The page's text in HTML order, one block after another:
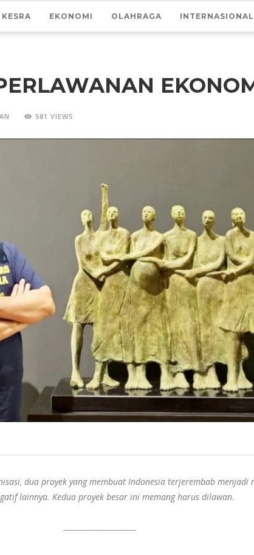
KESRA EKONOMI OLAHRAGA INTERNASIONAL
581 VIEWS
dua proyek yang membuat Indonesia terjerembab
lainnya. Kedua proyek besar ini memang harus dilawan.
------------------------------